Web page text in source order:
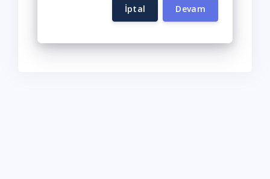
İptal Devam